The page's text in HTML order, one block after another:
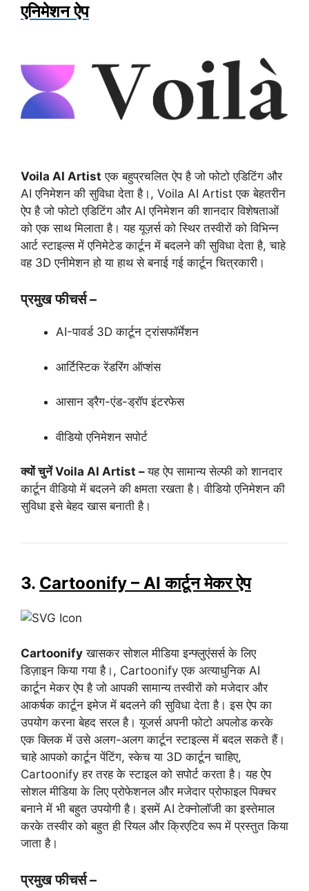
एनिमेशन ऐप
Voila AI Artist एक बहुप्रचलित ऐप है जो फोटो एडिटिंग और
AI एनिमेशन की सुविधा देता है।, Voila AI Artist एक बेहतरीन
ऐप है जो फोटो एडिटिंग और AI एनिमेशन की शानदार विशेषताओं
को एक साथ मिलाता है। यह यूज़र्स को स्थिर तस्वीरों को विभिन्न
आर्ट स्टाइल्स में एनिमेटेड कार्टून में बदलने की सुविधा देता है, चाहे
वह 3D एनीमेशन हो या हाथ से बनाई गई कार्टून चित्रकारी।
प्रमुख फीचर्स –
AI-पावर्ड 3D कार्टून ट्रांसफॉर्मेशन
आर्टिस्टिक रेंडरिंग ऑप्शंस
आसान ड्रैग-एंड-ड्रॉप इंटरफेस
वीडियो एनिमेशन सपोर्ट
क्यों चुनें Voila AI Artist –यह ऐप सामान्य सेल्फी को शानदार
कार्टून वीडियो में बदलने की क्षमता रखता है। वीडियो एनिमेशन की
सुविधा इसे बेहद खास बनाती है।
3. Cartoonify – AI कार्टून मेकर ऐप
Cartoonify खासकर सोशल मीडिया इन्फ्लुएंसर्स के लिए
डिज़ाइन किया गया है।, Cartoonify एक अत्याधुनिक AI
कार्टून मेकर ऐप है जो आपकी सामान्य तस्वीरों को मजेदार और
आकर्षक कार्टून इमेज में बदलने की सुविधा देता है। इस ऐप का
उपयोग करना बेहद सरल है। यूजर्स अपनी फोटो अपलोड करके
एक क्लिक में उसे अलग-अलग कार्टून स्टाइल्स में बदल सकते हैं।
चाहे आपको कार्टून पेंटिंग, स्केच या 3D कार्टून चाहिए,
Cartoonify हर तरह के स्टाइल को सपोर्ट करता है। यह ऐप
सोशल मीडिया के लिए प्रोफेशनल और मजेदार प्रोफाइल पिक्चर
बनाने में भी बहुत उपयोगी है। इसमें AI टेक्नोलॉजी का इस्तेमाल
करके तस्वीर को बहुत ही रियल और क्रिएटिव रूप में प्रस्तुत किया
जाता है।
प्रमुख फीचर्स –